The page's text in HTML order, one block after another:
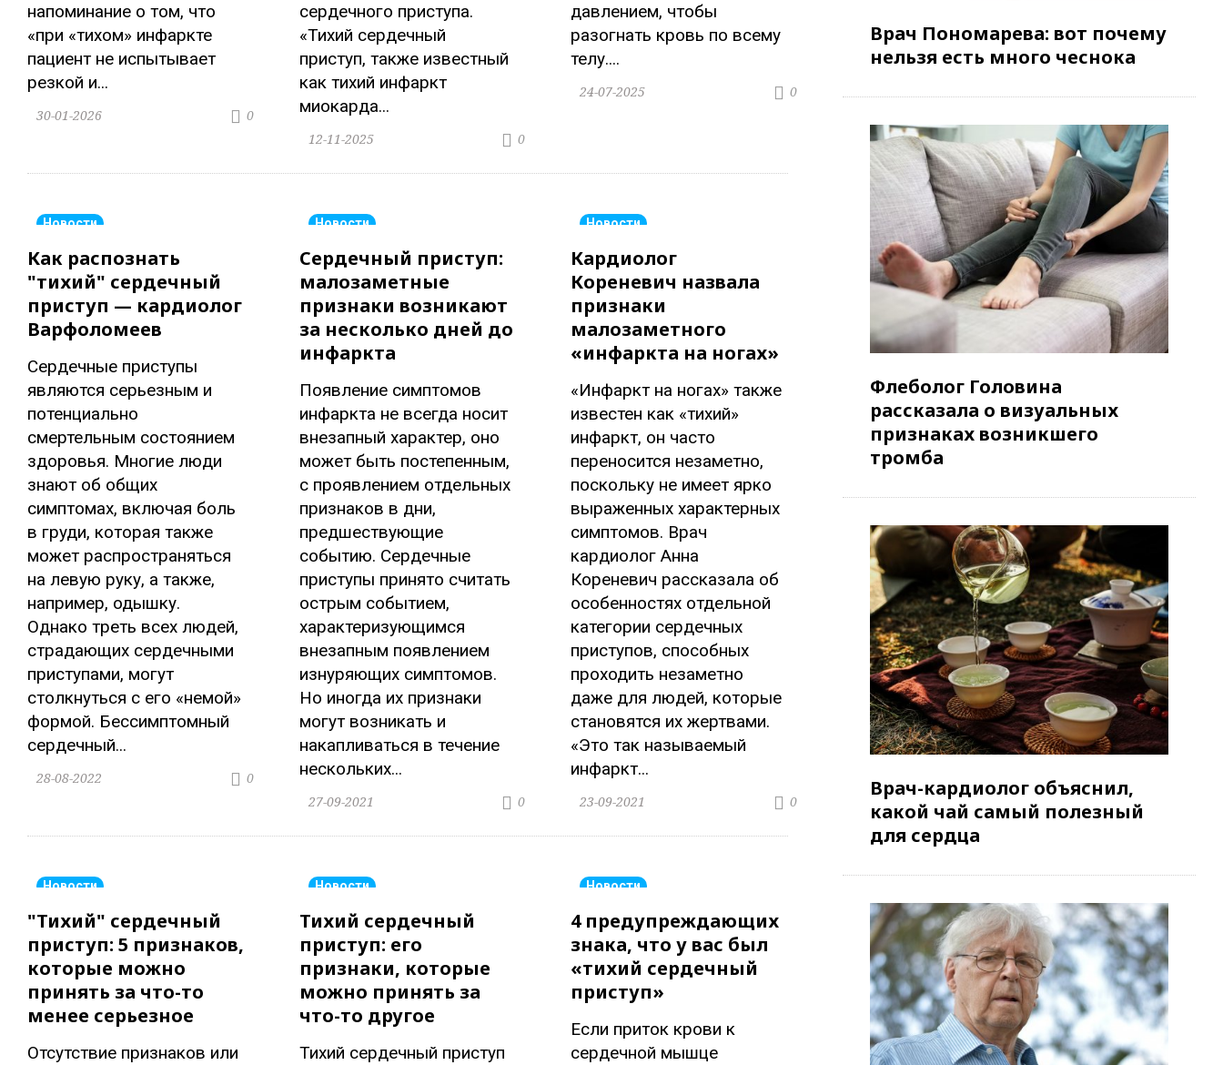
напоминание о том, что
«при «тихом» инфаркте
пациент не испытывает
резкой и...
0
30-01-2026
сердечного приступа.
«Тихий сердечный
приступ, также известный
как тихий инфаркт
миокарда...
0
12-11-2025
давлением, чтобы
разогнать кровь по всему
телу....
0
24-07-2025
Новости
Как распознать
"тихий" сердечный
приступ — кардиолог
Варфоломеев
Сердечные приступы
являются серьезным и
потенциально
смертельным состоянием
здоровья. Многие люди
знают об общих
симптомах, включая боль
в груди, которая также
может распространяться
на левую руку, а также,
например, одышку.
Однако треть всех людей,
страдающих сердечными
приступами, могут
столкнуться с его «немой»
формой. Бессимптомный
сердечный...
0
28-08-2022
Новости
Сердечный приступ:
малозаметные
признаки возникают
за несколько дней до
инфаркта
Появление симптомов
инфаркта не всегда носит
внезапный характер, оно
может быть постепенным,
с проявлением отдельных
признаков в дни,
предшествующие
событию. Сердечные
приступы принято считать
острым событием,
характеризующимся
внезапным появлением
изнуряющих симптомов.
Но иногда их признаки
могут возникать и
накапливаться в течение
нескольких...
0
27-09-2021
Новости
Кардиолог
Кореневич назвала
признаки
малозаметного
«инфаркта на ногах»
«Инфаркт на ногах» также
известен как «тихий»
инфаркт, он часто
переносится незаметно,
поскольку не имеет ярко
выраженных характерных
симптомов. Врач
кардиолог Анна
Кореневич рассказала об
особенностях отдельной
категории сердечных
приступов, способных
проходить незаметно
даже для людей, которые
становятся их жертвами.
«Это так называемый
инфаркт...
0
23-09-2021
Новости
"Тихий" сердечный
приступ: 5 признаков,
которые можно
принять за что-то
менее серьезное
Отсутствие признаков или
Новости
Тихий сердечный
приступ: его
признаки, которые
можно принять за
что-то другое
Тихий сердечный приступ
Новости
4 предупреждающих
знака, что у вас был
«тихий сердечный
приступ»
Если приток крови к
сердечной мышце
Врач Пономарева: вот почему
нельзя есть много чеснока
Флеболог Головина
рассказала о визуальных
признаках возникшего
тромба
Врач-кардиолог объяснил,
какой чай самый полезный
для сердца